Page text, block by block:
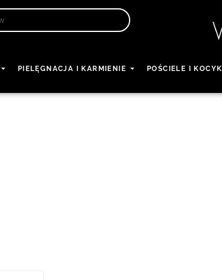
PIELĘGNACJA I KARMIENIE POŚCIELE I KOCYKI